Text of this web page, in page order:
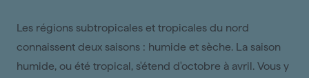
Les régions subtropicales et tropicales du nord
connaissent deux saisons : humide et sèche. La saison
humide, ou été tropical, s'étend d'octobre à avril. Vous y